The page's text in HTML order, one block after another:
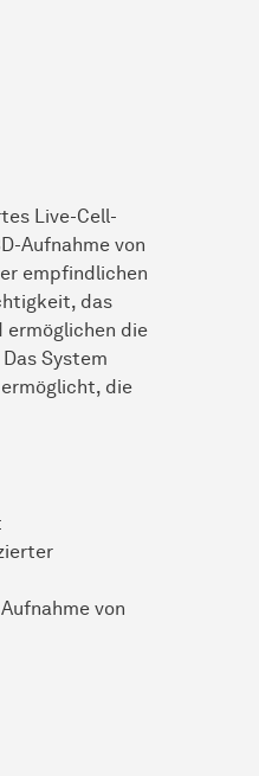
Live-Cell-
Aufnahme von
empfindlichen
das
ermöglichen die
System
die
von